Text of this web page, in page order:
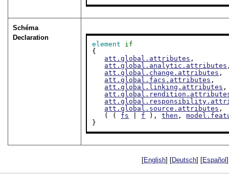
Schéma
Declaration
element
if
{
att.global.attributes ,
att.global.analytic.attributes
att.global.change.attributes ,
att.global.facs.attributes ,
att.global.linking.attributes ,
att.global.source.attributes ,
   ( (
fs f ), then ,
}
[English] [Deutsch] [Español